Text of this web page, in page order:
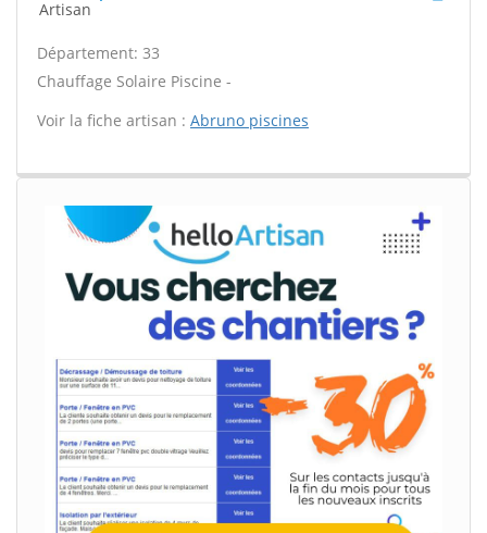
Artisan
Département: 33
Chauffage Solaire Piscine -
Voir la fiche artisan : Abruno piscines